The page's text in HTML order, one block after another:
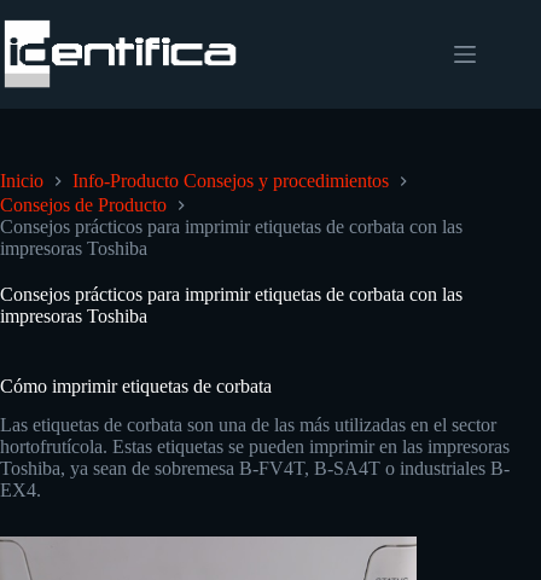
Inicio
Info-Producto Consejos y procedimientos
Consejos de Producto
Consejos prácticos para imprimir etiquetas de corbata con las
impresoras Toshiba
Consejos prácticos para imprimir etiquetas de corbata con las
impresoras Toshiba
Cómo imprimir etiquetas de corbata
Las etiquetas de corbata son una de las más utilizadas en el sector
hortofrutícola. Estas etiquetas se pueden imprimir en las impresoras
Toshiba, ya sean de sobremesa B-FV4T, B-SA4T o industriales B-
EX4.